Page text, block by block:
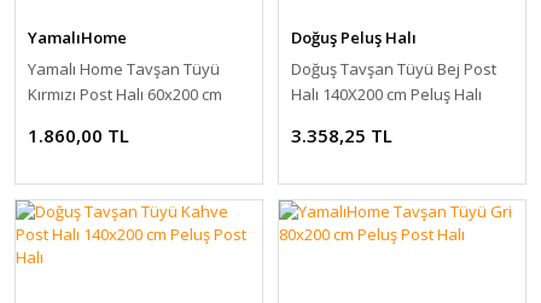
YamalıHome
Yamalı Home Tavşan Tüyü
Kırmızı Post Halı 60x200 cm
1.860,00 TL
Doğuş Peluş Halı
Doğuş Tavşan Tüyü Bej Post
Halı 140X200 cm Peluş Halı
3.358,25 TL